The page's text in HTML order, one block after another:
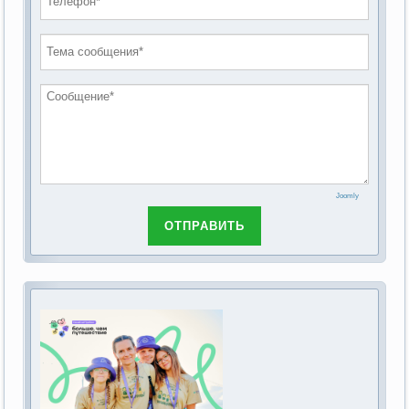
обсуждению Федерального закона Российской
основах социального обслуживания граждан в
2019 год
2018 год
Joomly
ОТПРАВИТЬ